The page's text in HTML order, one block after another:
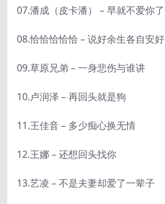
07.潘成（皮卡潘） – 早就不爱你了
08.恰恰恰恰恰 – 说好余生各自安好
09.草原兄弟 – 一身悲伤与谁讲
10.卢润泽 – 再回头就是狗
11.王佳音 – 多少痴心换无情
12.王娜 – 还想回头找你
13.艺凌 – 不是夫妻却爱了一辈子